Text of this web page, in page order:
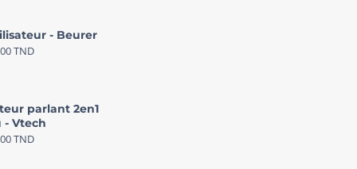
- Beurer
TND
parlant 2en1
- Vtech
TND